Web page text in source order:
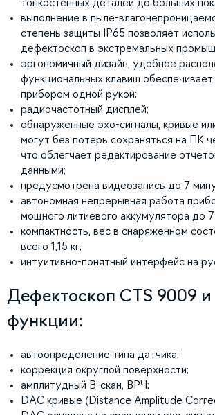
тонкостенных деталей до больших
выполнение в пыле-
степень защиты IP65 позволяет
дефектоскоп в экстремальных
эргономичный дизайн, удобное
функциональных клавиш
прибором одной рукой;
радиочастотный дисплей;
обнаруженные эхо-сигналы, кривые
могут без потерь сохраняться на ПК
что облегчает редактирование
данными;
предусмотрена видеозапись до 7
автономная непрерывная работа
мощного литиевого аккумулятора до 7
компактность, вес в снаряженном
всего 1,15 кг;
интуитивно-понятный интерфейс на
Дефектоскоп CTS 9009 и
функции:
автоопределение типа датчика;
коррекция округлой поверхности;
амплитудный B-скан, ВРЧ;
DAC кривые (Distance Amplitude